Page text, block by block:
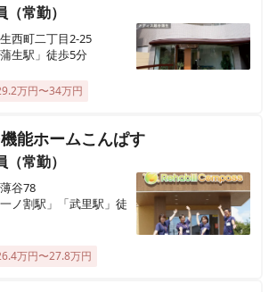
ま訪問看護ステーション
2-13-32
ートステイ みんなの家・西尾久
1
トステイ みんなの家・川越新河岸
（常勤）
西町二丁目2-25
生駅」徒歩5分
万円〜34万円
能ホームこんぱす
（常勤）
谷78
ノ割駅」「武里駅」徒
万円〜27.8万円